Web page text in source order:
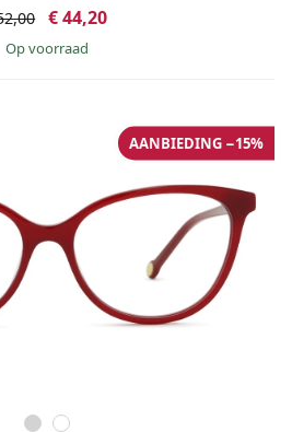
€ 44,20
op voorraad
AANBIEDING −15%